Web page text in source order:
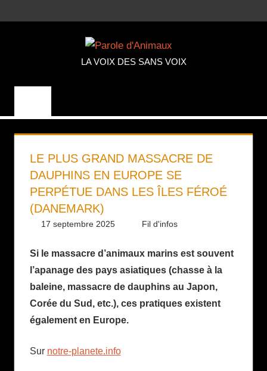
au
LA VOIX DES SANS VOIX
LE PLUS GRAND MASSACRE DE
DAUPHINS EN EUROPE SE
PERPÉTUE DANS LES ÎLES FÉROÉ
(DANEMARK)
17 septembre 2025 Daniel
Fil d'infos
Si le massacre d’animaux marins est souvent
l’apanage des pays asiatiques (chasse à la
baleine, massacre de dauphins au Japon,
Corée du Sud, etc.), ces pratiques existent
également en Europe.
Sur notre-planete.info